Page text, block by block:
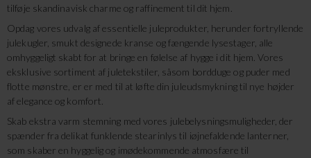
tilføje skandinavisk charme og raffinement til dit hjem.
Opdag vores udvalg af essentielle juleprodukter, herunder fortryllende
julekugler, smukt designede kranse og fængende lysestager, alle
omhyggeligt skabt for at bringe en følelse af hygge i dit hjem. Vores
eksklusive sortiment af juletekstiler, såsom bordduge og puder med
flotte mønstre, er er med til at løfte din juleudsmykning til nye højder
af elegance og komfort.
Skab ekstra varm stemning med vores julebelysningsmuligheder, der
spænder fra delikat funklende stearinlys til iøjnefaldende lanterner,
som skaber en hyggelig og imødekommende atmosfære til